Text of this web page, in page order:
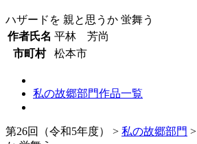
ハザードを 親と思うか 蛍舞う
作者氏名 平林 芳尚
市町村
松本市
私の故郷部門作品一覧
第26回（令和5年度） > 私の故郷部門 >